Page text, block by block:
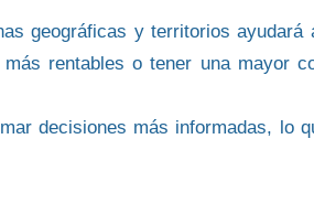
geográficas y territorios ayudará
rentables o tener una mayor
decisiones más informadas, lo